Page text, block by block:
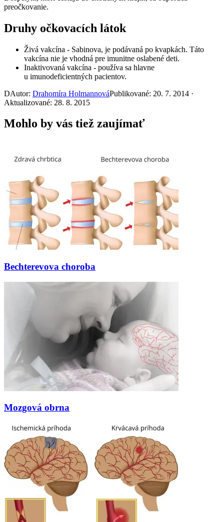
preočkovanie.
Druhy očkovacích látok
Živá vakcína - Sabinova, je podávaná po kvapkách. Táto
vakcína nie je vhodná pre imunitne oslabené deti.
Inaktivovaná vakcína - používa sa hlavne
u imunodeficientných pacientov.
DAutor: Drahomíra HolmannováPublikované: 20. 7. 2014 ·
Aktualizované: 28. 8. 2015
Mohlo by vás tiež zaujímať
Bechterevova choroba
Mozgová obrna